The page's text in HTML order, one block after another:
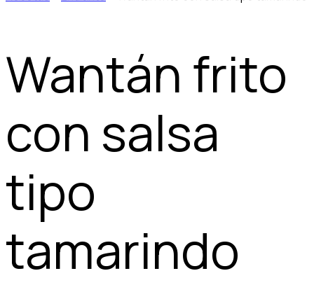
Wantán frito
con salsa
tipo
tamarindo